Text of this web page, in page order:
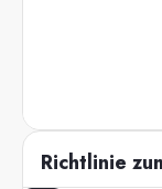
Richtlinie